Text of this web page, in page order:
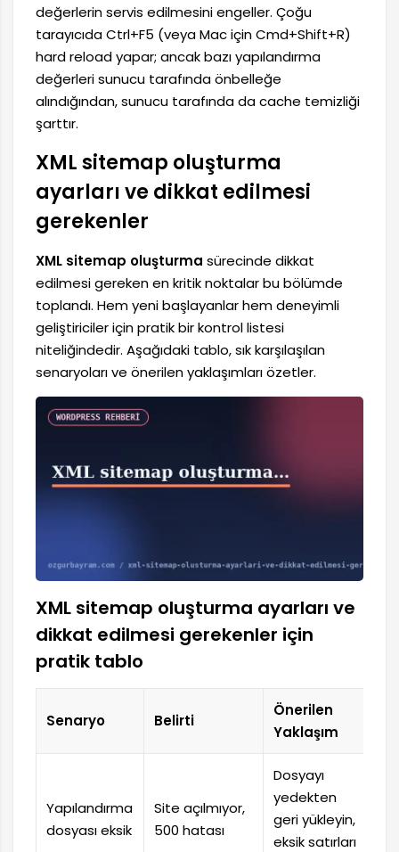
değerlerin servis edilmesini engeller. Çoğu
tarayıcıda Ctrl+F5 (veya Mac için Cmd+Shift+R)
hard reload yapar; ancak bazı yapılandırma
değerleri sunucu tarafında önbelleğe
alındığından, sunucu tarafında da cache temizliği
şarttır.
XML sitemap oluşturma
ayarları ve dikkat edilmesi
gerekenler
XML sitemap oluşturma sürecinde dikkat
edilmesi gereken en kritik noktalar bu bölümde
toplandı. Hem yeni başlayanlar hem deneyimli
geliştiriciler için pratik bir kontrol listesi
niteliğindedir. Aşağıdaki tablo, sık karşılaşılan
senaryoları ve önerilen yaklaşımları özetler.
XML sitemap oluşturma ayarları ve
dikkat edilmesi gerekenler için
pratik tablo
Senaryo Belirti
Önerilen
Yaklaşım
Yapılandırma
dosyası eksik
Site açılmıyor,
500 hatası
Dosyayı
yedekten
geri yükleyin,
eksik satırları